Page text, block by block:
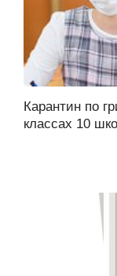
Карантин по
классах 10